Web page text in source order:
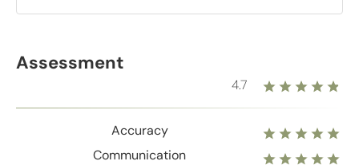
Assessment
4.7
Accuracy
Communication